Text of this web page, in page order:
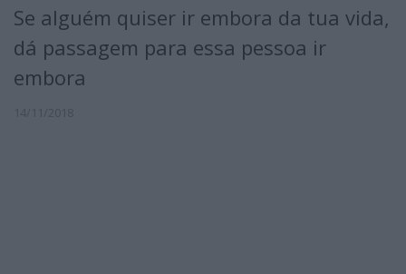
Se alguém quiser ir embora da tua vida,
dá passagem para essa pessoa ir
embora